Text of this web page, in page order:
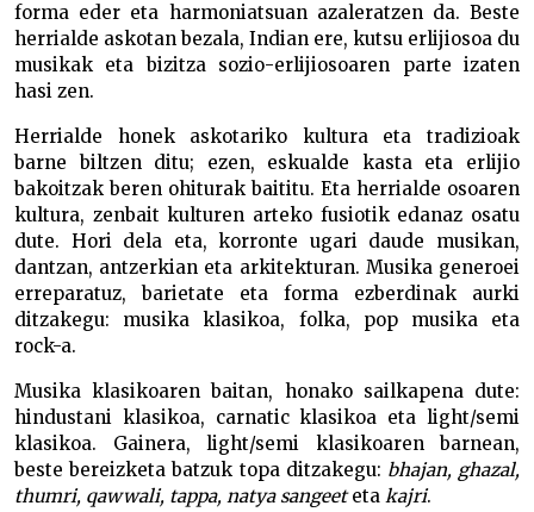
forma eder eta harmoniatsuan azaleratzen da. Beste
herrialde askotan bezala, Indian ere, kutsu erlijiosoa du
musikak eta bizitza sozio-erlijiosoaren parte izaten
hasi zen.
Herrialde honek askotariko kultura eta tradizioak
barne biltzen ditu; ezen, eskualde kasta eta erlijio
bakoitzak beren ohiturak baititu. Eta herrialde osoaren
kultura, zenbait kulturen arteko fusiotik edanaz osatu
dute. Hori dela eta, korronte ugari daude musikan,
dantzan, antzerkian eta arkitekturan. Musika generoei
erreparatuz, barietate eta forma ezberdinak aurki
ditzakegu: musika klasikoa, folka, pop musika eta
rock-a.
Musika klasikoaren baitan, honako sailkapena dute:
hindustani klasikoa, carnatic klasikoa eta light/semi
klasikoa. Gainera, light/semi klasikoaren barnean,
beste bereizketa batzuk topa ditzakegu: bhajan, ghazal,
thumri, qawwali, tappa, natya sangeeteta kajri.